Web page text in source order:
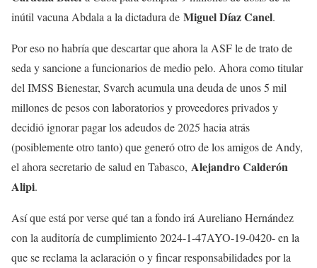
inútil vacuna Abdala a la dictadura de Miguel Díaz Canel.
Por eso no habría que descartar que ahora la ASF le de trato de
seda y sancione a funcionarios de medio pelo. Ahora como titular
del IMSS Bienestar, Svarch acumula una deuda de unos 5 mil
millones de pesos con laboratorios y proveedores privados y
decidió ignorar pagar los adeudos de 2025 hacia atrás
(posiblemente otro tanto) que generó otro de los amigos de Andy,
el ahora secretario de salud en Tabasco, Alejandro Calderón
Alipi.
Así que está por verse qué tan a fondo irá Aureliano Hernández
con la auditoría de cumplimiento 2024-1-47AYO-19-0420- en la
que se reclama la aclaración o y fincar responsabilidades por la